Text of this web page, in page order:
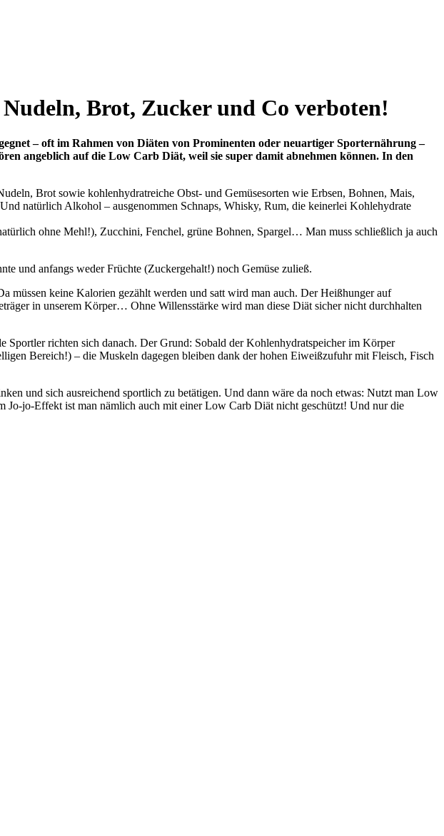
Brot, Zucker und Co verboten!
– oft im Rahmen von Diäten von Prominenten oder neuartiger Sporternährung –
angeblich auf die Low Carb Diät, weil sie super damit abnehmen können. In den
Brot sowie kohlenhydratreiche Obst- und Gemüsesorten wie Erbsen, Bohnen, Mais,
natürlich Alkohol – ausgenommen Schnaps, Whisky, Rum, die keinerlei Kohlehydrate
ohne Mehl!), Zucchini, Fenchel, grüne Bohnen, Spargel… Man muss schließlich ja auch
und anfangs weder Früchte (Zuckergehalt!) noch Gemüse zuließ.
müssen keine Kalorien gezählt werden und satt wird man auch. Der Heißhunger auf
in unserem Körper… Ohne Willensstärke wird man diese Diät sicher nicht durchhalten
Sportler richten sich danach. Der Grund: Sobald der Kohlenhydratspeicher im Körper
Bereich!) – die Muskeln dagegen bleiben dank der hohen Eiweißzufuhr mit Fleisch, Fisch
und sich ausreichend sportlich zu betätigen. Und dann wäre da noch etwas: Nutzt man Low
Jo-jo-Effekt ist man nämlich auch mit einer Low Carb Diät nicht geschützt! Und nur die